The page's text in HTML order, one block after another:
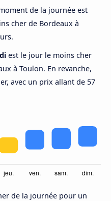
de la journée est
cher de Bordeaux à
est le jour le moins cher
à Toulon. En revanche,
avec un prix allant de 57
de la journée pour un